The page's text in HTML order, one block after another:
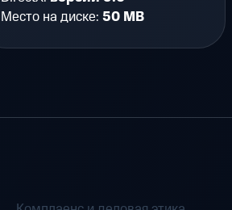
Место на диске: 50 MB